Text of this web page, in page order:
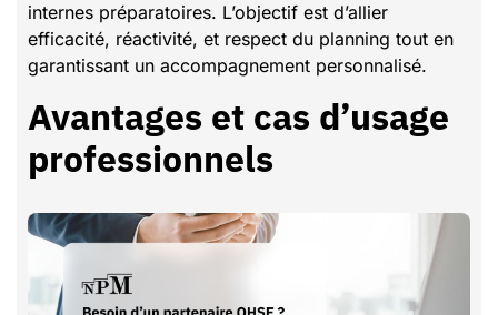
internes préparatoires. L’objectif est d’allier
efficacité, réactivité, et respect du planning tout en
garantissant un accompagnement personnalisé.
Avantages et cas d’usage
professionnels